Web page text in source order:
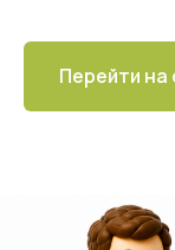
Перейти на